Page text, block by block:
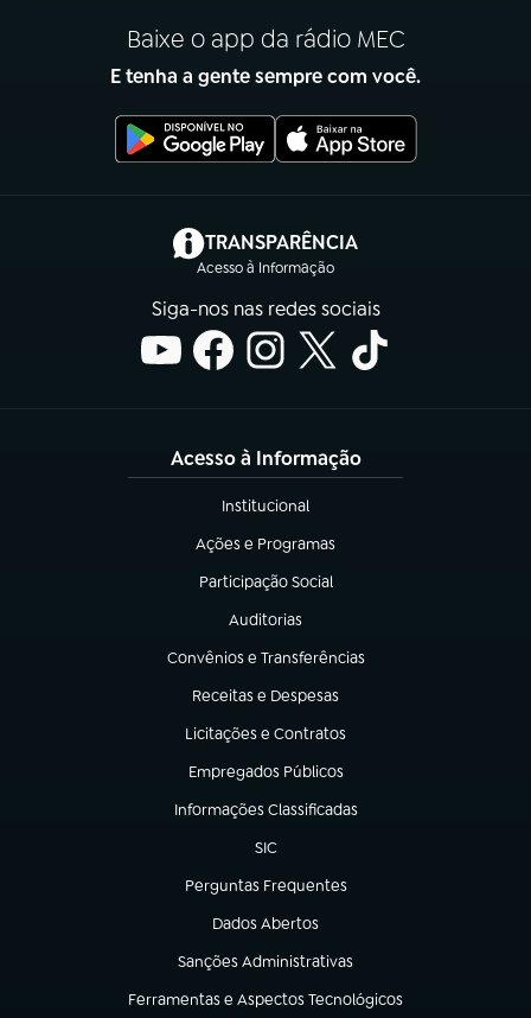
Baixe o app da rádio MEC
E tenha a gente sempre com você.
TRANSPARÊNCIA
Acesso à Informação
(abre em nova aba)
Siga-nos nas redes sociais
Acesso à Informação
Institucional
(abre em nova aba)
Ações e Programas
(abre em nova aba)
Participação Social
(abre em nova aba)
Auditorias
(abre em nova aba)
Convênios e Transferências
(abre em nova aba)
Receitas e Despesas
(abre em nova aba)
Licitações e Contratos
(abre em nova aba)
Empregados Públicos
(abre em nova aba)
Informações Classificadas
(abre em nova aba)
SIC
(abre em nova aba)
Perguntas Frequentes
(abre em nova aba)
Dados Abertos
(abre em nova aba)
Sanções Administrativas
(abre em nova aba)
Ferramentas e Aspectos Tecnológicos
(abre em nova aba)